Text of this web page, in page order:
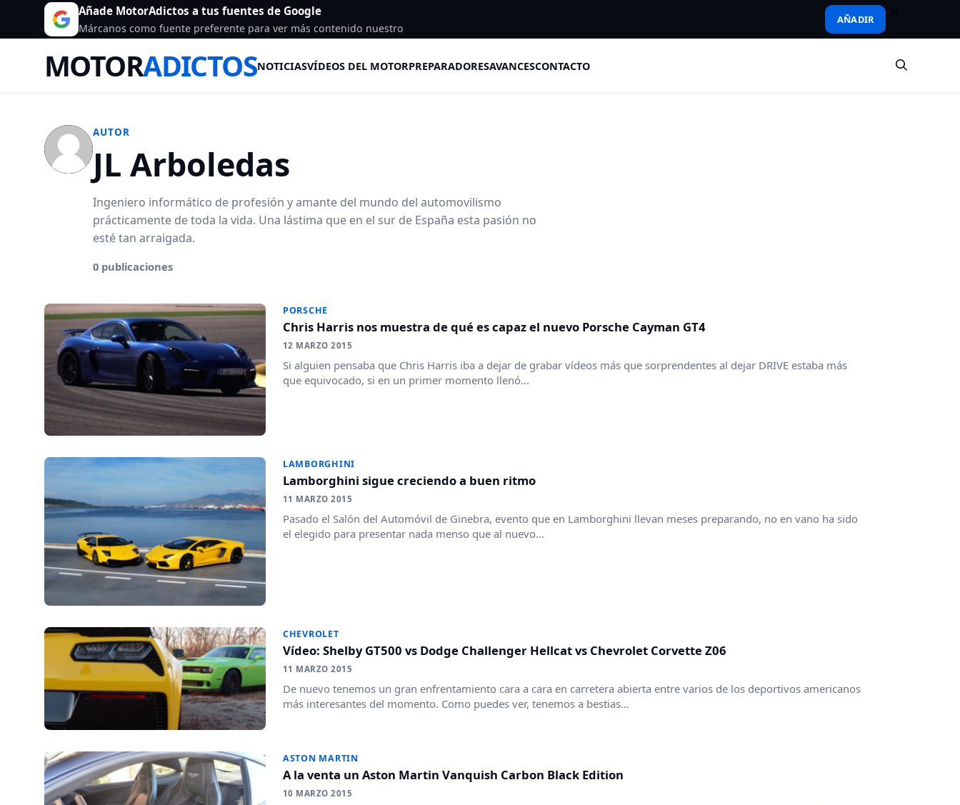
Añade MotorAdictos a tus fuentes de Google
Márcanos como fuente preferente para ver más contenido nuestro
AÑADIR
MOTORADICTOSNOTICIASVÍDEOS DEL MOTORPREPARADORESAVANCESCONTACTO
AUTOR
JL Arboledas
Ingeniero informático de profesión y amante del mundo del automovilismo
prácticamente de toda la vida. Una lástima que en el sur de España esta pasión no
esté tan arraigada.
0 publicaciones
PORSCHE
Chris Harris nos muestra de qué es capaz el nuevo Porsche Cayman GT4
12 MARZO 2015
Si alguien pensaba que Chris Harris iba a dejar de grabar vídeos más que sorprendentes al dejar DRIVE estaba más
que equivocado, si en un primer momento llenó...
LAMBORGHINI
Lamborghini sigue creciendo a buen ritmo
11 MARZO 2015
Pasado el Salón del Automóvil de Ginebra, evento que en Lamborghini llevan meses preparando, no en vano ha sido
el elegido para presentar nada menso que al nuevo...
CHEVROLET
Vídeo: Shelby GT500 vs Dodge Challenger Hellcat vs Chevrolet Corvette Z06
11 MARZO 2015
De nuevo tenemos un gran enfrentamiento cara a cara en carretera abierta entre varios de los deportivos americanos
más interesantes del momento. Como puedes ver, tenemos a bestias...
ASTON MARTIN
A la venta un Aston Martin Vanquish Carbon Black Edition
10 MARZO 2015